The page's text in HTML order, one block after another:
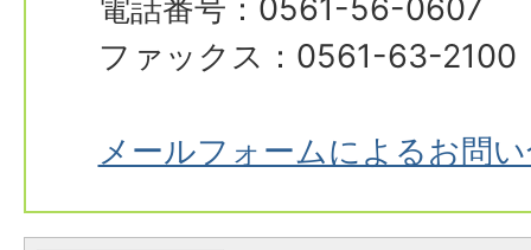
電話番号：0561-56-0607
ファックス：0561-63-2100
メールフォームによるお問